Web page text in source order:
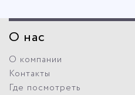
О нас
О компании
Контакты
Где посмотреть